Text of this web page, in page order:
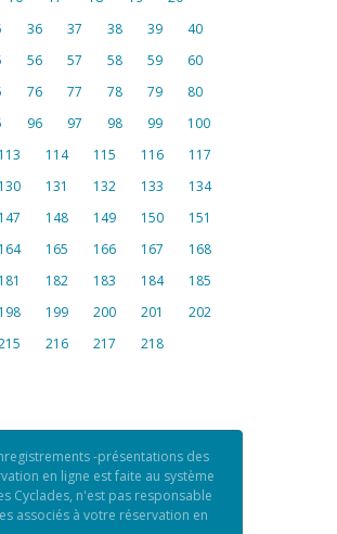
36 37 38 39
40
56 57 58 59
60
76 77 78 79
80
96 97 98 99
100
113 114 115 116
117
130 131 132 133
134
147 148 149 150
151
164 165 166 167
168
181 182 183 184
185
198 199 200 201
202
216 217
218
-présentations des
en ligne est faite au système
Cyclades, n'est pas responsable
associés à votre réservation en